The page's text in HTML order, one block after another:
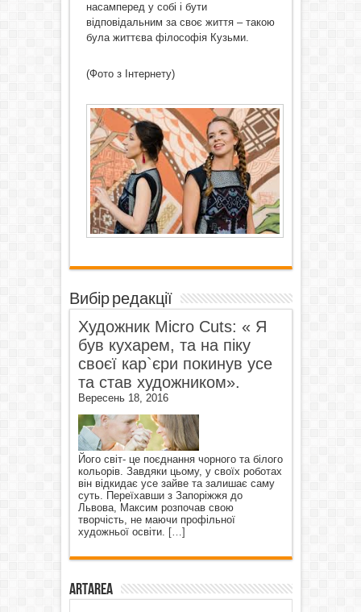
насамперед у собі і бути
відповідальним за своє життя – такою
була життєва філософія Кузьми.
(Фото з Інтернету)
Вибір редакції
Художник Micro Cuts: « Я
був кухарем, та на піку
своєї кар`єри покинув усе
та став художником».
Вересень 18, 2016
Його світ- це поєднання чорного та білого
кольорів. Завдяки цьому, у своїх роботах
він відкидає усе зайве та залишає саму
суть. Переїхавши з Запоріжжя до
Львова, Максим розпочав свою
творчість, не маючи профільної
художньої освіти.
[…]
ArtArea